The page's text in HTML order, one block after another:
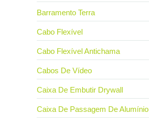
Barramento Terra
Cabo Flexível
Cabo Flexível Antichama
Cabos De Vídeo
Caixa De Embutir Drywall
Caixa De Passagem De Alumínio